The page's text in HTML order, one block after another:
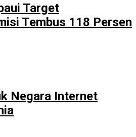
Target
Tembus 118 Persen
Negara Internet